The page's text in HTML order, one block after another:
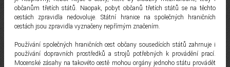
občanům třetích států. Naopak, pobyt občanů třetích států se na těchto
cestách zpravidla nedovoluje. Státní hranice na společných hraničních
cestách jsou zpravidla vyznačeny nepřímým značením.
Používání společných hraničních cest občany sousedících států zahrnuje i
používání dopravních prostředků a strojů potřebných k provádění prací.
Mocenské zásahy na takovéto cestě mohou orgány jednoho státu provádět